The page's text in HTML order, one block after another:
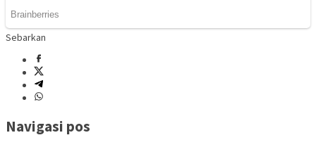
Sebarkan
Navigasi pos